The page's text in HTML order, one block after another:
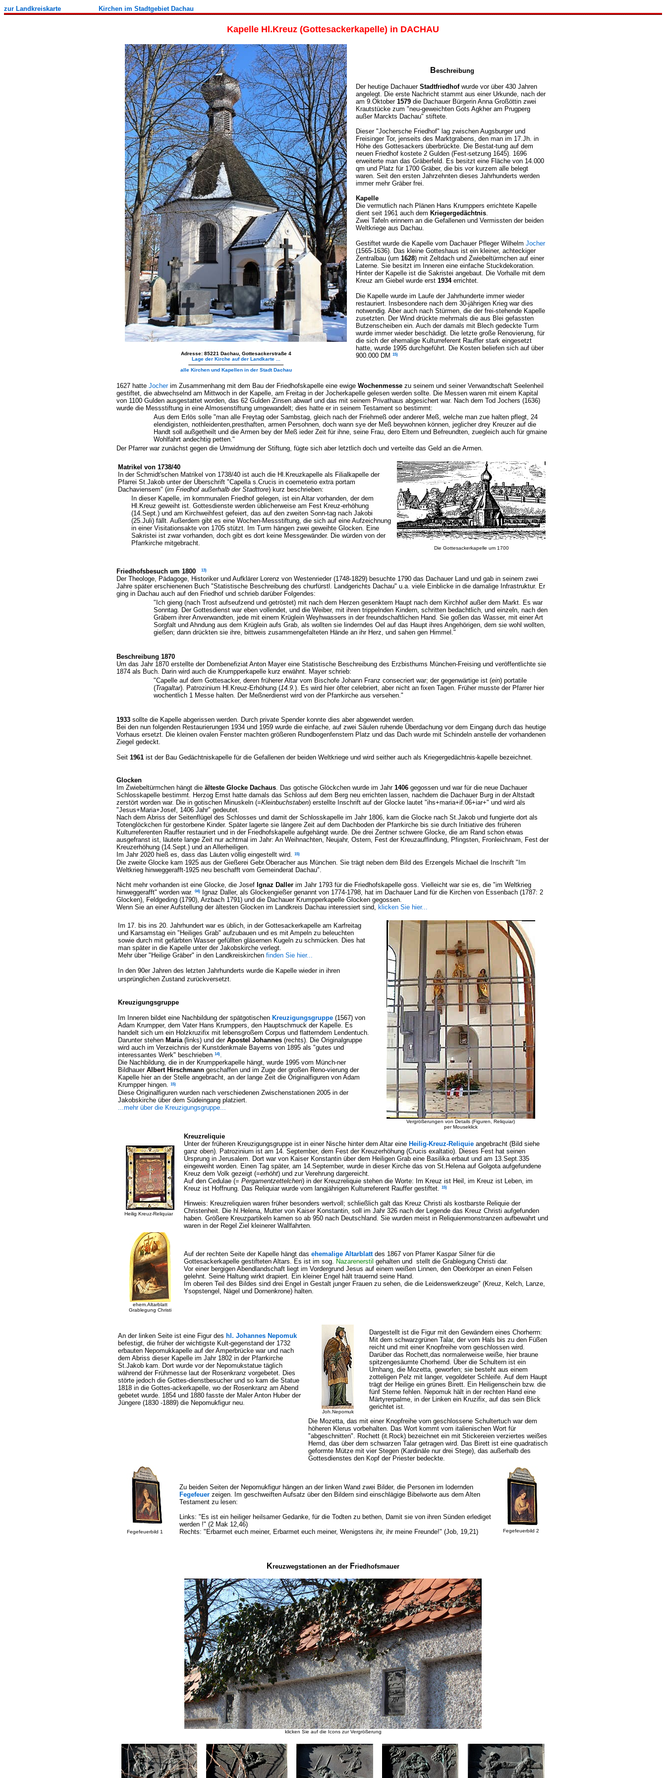
zur Landkreiskarte Kirchen im Stadtgebiet Dachau
Kapelle Hl.Kreuz (Gottesackerkapelle) in DACHAU
Adresse: 85221 Dachau, Gottesackerstraße 4
Lage der Kirche auf der Landkarte ...
----------------------------------------------------------------
alle Kirchen und Kapellen in der Stadt Dachau
Beschreibung
Der heutige Dachauer Stadtfriedhofwurde vor über 430 Jahren
angelegt. Die erste Nachricht stammt aus einer Urkunde, nach der
am 9.Oktober 1579 die Dachauer Bürgerin Anna Großöttin zwei
Krautstücke zum "neu-geweichten Gots Agkher am Prugperg
außer Marckts Dachau" stiftete.
Dieser "Jochersche Friedhof" lag zwischen Augsburger und
Freisinger Tor, jenseits des Marktgrabens, den man im 17.Jh. in
Höhe des Gottesackers überbrückte. Die Bestat-tung auf dem
neuen Friedhof kostete 2 Gulden (Fest-setzung 1645). 1696
erweiterte man das Gräberfeld. Es besitzt eine Fläche von 14.000
qm und Platz für 1700 Gräber, die bis vor kurzem alle belegt
waren. Seit den ersten Jahrzehnten dieses Jahrhunderts werden
immer mehr Gräber frei.
Kapelle
Die vermutlich nach Plänen Hans Krumppers errichtete Kapelle
dient seit 1961 auch dem Kriegergedächtnis.
Zwei Tafeln erinnern an die Gefallenen und Vermissten der beiden
Weltkriege aus Dachau.
Gestiftet wurde die Kapelle vom Dachauer Pfleger Wilhelm Jocher
(1565-1636). Das kleine Gotteshaus ist ein kleiner, achteckiger
Zentralbau (um 1628) mit Zeltdach und Zwiebeltürmchen auf einer
Laterne. Sie besitzt im Inneren eine einfache Stuckdekoration.
Hinter der Kapelle ist die Sakristei angebaut. Die Vorhalle mit dem
Kreuz am Giebel wurde erst 1934errichtet.
Die Kapelle wurde im Laufe der Jahrhunderte immer wieder
restauriert. Insbesondere nach dem 30-jährigen Krieg war dies
notwendig. Aber auch nach Stürmen, die der frei-stehende Kapelle
zusetzten. Der Wind drückte mehrmals die aus Blei gefassten
Butzenscheiben ein. Auch der damals mit Blech gedeckte Turm
wurde immer wieder beschädigt. Die letzte große Renovierung, für
die sich der ehemalige Kulturreferent Rauffer stark eingesetzt
hatte, wurde 1995 durchgeführt. Die Kosten beliefen sich auf über
900.000 DM 15)
1627 hatte Jocherim Zusammenhang mit dem Bau der Friedhofskapelle eine ewige Wochenmesse zu seinem und seiner Verwandtschaft Seelenheil
gestiftet, die abwechselnd am Mittwoch in der Kapelle, am Freitag in der Jocherkapelle gelesen werden sollte. Die Messen waren mit einem Kapital
von 1100 Gulden ausgestattet worden, das 62 Gulden Zinsen abwarf und das mit seinem Privathaus abgesichert war. Nach dem Tod Jochers (1636)
wurde die Messstiftung in eine Almosenstiftung umgewandelt; dies hatte er in seinem Testament so bestimmt:
Aus dem Erlös solle "man alle Freytag oder Sambstag, gleich nach der Friehmeß oder anderer Meß, welche man zue halten pflegt, 24
elendigisten, nothleidenten,presthaften, armen Persohnen, doch wann sye der Meß beywohnen können, jeglicher drey Kreuzer auf die
Handt soll außgetheilt und die Armen bey der Meß ieder Zeit für ihne, seine Frau, dero Eltern und Befreundten, zuegleich auch für gmaine
Wohlfahrt andechtig petten."
Der Pfarrer war zunächst gegen die Umwidmung der Stiftung, fügte sich aber letztlich doch und verteilte das Geld an die Armen.
Matrikel von 1738/40
In der Schmidt'schen Matrikel von 1738/40 ist auch die Hl.Kreuzkapelle als Filialkapelle der
Pfarrei St.Jakob unter der Überschrift "Capella s.Crucis in coemeterio extra portam
Dachaviensem" (im Friedhof außerhalb der Stadttore) kurz beschrieben:
In dieser Kapelle, im kommunalen Friedhof gelegen, ist ein Altar vorhanden, der dem
Hl.Kreuz geweiht ist. Gottesdienste werden üblicherweise am Fest Kreuz-erhöhung
(14.Sept.) und am Kirchweihfest gefeiert, das auf den zweiten Sonn-tag nach Jakobi
(25.Juli) fällt. Außerdem gibt es eine Wochen-Messstiftung, die sich auf eine Aufzeichnung
in einer Visitationsakte von 1705 stützt. Im Turm hängen zwei geweihte Glocken. Eine
Sakristei ist zwar vorhanden, doch gibt es dort keine Messgewänder. Die würden von der
Pfarrkirche mitgebracht.
Die Gottesackerkapelle um 1700
Friedhofsbesuch um 1800 13)
Der Theologe, Pädagoge, Historiker und Aufklärer Lorenz von Westenrieder (1748-1829) besuchte 1790 das Dachauer Land und gab in seinem zwei
Jahre später erschienenen Buch "Statistische Beschreibung des churfürstl. Landgerichts Dachau" u.a. viele Einblicke in die damalige Infrastruktur. Er
ging in Dachau auch auf den Friedhof und schrieb darüber Folgendes:
"Ich gieng (nach Trost aufseufzend und getröstet) mit nach dem Herzen gesenktem Haupt nach dem Kirchhof außer dem Markt. Es war
Sonntag. Der Gottesdienst war eben vollendet, und die Weiber, mit ihren trippelnden Kindern, schritten bedachtlich, und einzeln, nach den
Gräbern ihrer Anverwandten, jede mit einem Krüglein Weyhwassers in der freundschaftlichen Hand. Sie goßen das Wasser, mit einer Art
Sorgfalt und Ahndung aus dem Krüglein aufs Grab, als wollten sie linderndes Oel auf das Haupt ihres Angehörigen, dem sie wohl wollten,
gießen; dann drückten sie ihre, bittweis zusammengefalteten Hände an ihr Herz, und sahen gen Himmel."
Beschreibung 1870
Um das Jahr 1870 erstellte der Dombenefiziat Anton Mayer eine Statistische Beschreibung des Erzbisthums München-Freising und veröffentlichte sie
1874 als Buch. Darin wird auch die Krumpperkapelle kurz erwähnt. Mayer schrieb:
"Capelle auf dem Gottesacker, deren früherer Altar vom Bischofe Johann Franz consecriert war; der gegenwärtige ist (ein) portatile
(Tragaltar). Patrozinium Hl.Kreuz-Erhöhung (14.9.). Es wird hier öfter celebriert, aber nicht an fixen Tagen. Früher musste der Pfarrer hier
wochentlich 1 Messe halten. Der Meßnerdienst wird von der Pfarrkirche aus versehen."
1933 sollte die Kapelle abgerissen werden. Durch private Spender konnte dies aber abgewendet werden.
Bei den nun folgenden Restaurierungen 1934 und 1959 wurde die einfache, auf zwei Säulen ruhende Überdachung vor dem Eingang durch das heutige
Vorhaus ersetzt. Die kleinen ovalen Fenster machten größeren Rundbogenfenstern Platz und das Dach wurde mit Schindeln anstelle der vorhandenen
Ziegel gedeckt.
Seit 1961 ist der Bau Gedächtniskapelle für die Gefallenen der beiden Weltkriege und wird seither auch als Kriegergedächtnis-kapelle bezeichnet.
Glocken
Im Zwiebeltürmchen hängt die älteste Glocke Dachaus. Das gotische Glöckchen wurde im Jahr 1406 gegossen und war für die neue Dachauer
Schlosskapelle bestimmt. Herzog Ernst hatte damals das Schloss auf dem Berg neu errichten lassen, nachdem die Dachauer Burg in der Altstadt
zerstört worden war. Die in gotischen Minuskeln (=Kleinbuchstaben) erstellte Inschrift auf der Glocke lautet "ihs+maria+if.06+iar+" und wird als
"Jesus+Maria+Josef, 1406 Jahr" gedeutet.
Nach dem Abriss der Seitenflügel des Schlosses und damit der Schlosskapelle im Jahr 1806, kam die Glocke nach St.Jakob und fungierte dort als
Totenglöckchen für gestorbene Kinder. Später lagerte sie längere Zeit auf dem Dachboden der Pfarrkirche bis sie durch Initiative des früheren
Kulturreferenten Rauffer restauriert und in der Friedhofskapelle aufgehängt wurde. Die drei Zentner schwere Glocke, die am Rand schon etwas
ausgefranst ist, läutete lange Zeit nur achtmal im Jahr: An Weihnachten, Neujahr, Ostern, Fest der Kreuzauffindung, Pfingsten, Fronleichnam, Fest der
Kreuzerhöhung (14.Sept.) und an Allerheiligen.
Im Jahr 2020 hieß es, dass das Läuten völlig eingestellt wird. 15)
Die zweite Glocke kam 1925 aus der Gießerei Gebr.Oberacher aus München. Sie trägt neben dem Bild des Erzengels Michael die Inschrift "Im
Weltkrieg hinweggerafft-1925 neu beschafft vom Gemeinderat Dachau".
Nicht mehr vorhanden ist eine Glocke, die Josef Ignaz Daller im Jahr 1793 für die Friedhofskapelle goss. Vielleicht war sie es, die "im Weltkrieg
hinweggerafft" worden war. 04)
Ignaz Daller, als Glockengießer genannt von 1774-1798, hat im Dachauer Land für die Kirchen von Essenbach (1787: 2
Glocken), Feldgeding (1790), Arzbach 1791) und die Dachauer Krumpperkapelle Glocken gegossen.
Wenn Sie an einer Aufstellung der ältesten Glocken im Landkreis Dachau interessiert sind,
klicken Sie hier...
Im 17. bis ins 20. Jahrhundert war es üblich, in der Gottesackerkapelle am Karfreitag
und Karsamstag ein "Heiliges Grab" aufzubauen und es mit Ampeln zu beleuchten
sowie durch mit gefärbten Wasser gefüllten gläsernen Kugeln zu schmücken. Dies hat
man später in die Kapelle unter der Jakobskirche verlegt.
Mehr über "Heilige Gräber" in den Landkreiskirchen finden Sie hier...
In den 90er Jahren des letzten Jahrhunderts wurde die Kapelle wieder in ihren
ursprünglichen Zustand zurückversetzt.
Kreuzigungsgruppe
Im Inneren bildet eine Nachbildung der spätgotischen Kreuzigungsgruppe (1567) von
Adam Krumpper, dem Vater Hans Krumppers, den Hauptschmuck der Kapelle. Es
handelt sich um ein Holzkruzifix mit lebensgroßem Corpus und flatterndem Lendentuch.
Darunter stehen Maria (links) und der Apostel Johannes (rechts). Die Originalgruppe
wird auch im Verzeichnis der Kunstdenkmale Bayerns von 1895 als "gutes und
interessantes Werk" beschrieben 14).
Die Nachbildung, die in der Krumpperkapelle hängt, wurde 1995 vom Münch-ner
Bildhauer Albert Hirschmann geschaffen und im Zuge der großen Reno-vierung der
Kapelle hier an der Stelle angebracht, an der lange Zeit die Originalfiguren von Adam
Krumpper hingen. 15)
Diese Originalfiguren wurden nach verschiedenen Zwischenstationen 2005 in der
Jakobskirche über dem Südeingang platziert.
...mehr über die Kreuzigungsgruppe...
Vergrößerungen von Details (Figuren, Reliquiar)
per Mouseklick
Heilig Kreuz-Reliquiar
Kreuzreliquie
Unter der früheren Kreuzigungsgruppe ist in einer Nische hinter dem Altar eine Heilig-Kreuz-Reliquie angebracht (Bild siehe
ganz oben). Patrozinium ist am 14. September, dem Fest der Kreuzerhöhung (Crucis exaltatio). Dieses Fest hat seinen
Ursprung in Jerusalem. Dort war von Kaiser Konstantin über dem Heiligen Grab eine Basilika erbaut und am 13.Sept.335
eingeweiht worden. Einen Tag später, am 14.September, wurde in dieser Kirche das von St.Helena auf Golgota aufgefundene
Kreuz dem Volk gezeigt (=erhöht) und zur Verehrung dargereicht.
Auf den Cedulae (= Pergamentzettelchen) in der Kreuzreliquie stehen die Worte: Im Kreuz ist Heil, im Kreuz ist Leben, im
Kreuz ist Hoffnung. Das Reliquiar wurde vom langjährigen Kulturreferent Rauffer gestiftet. 15)
Hinweis: Kreuzreliquien waren früher besonders wertvoll; schließlich galt das Kreuz Christi als kostbarste Reliquie der
Christenheit. Die hl.Helena, Mutter von Kaiser Konstantin, soll im Jahr 326 nach der Legende das Kreuz Christi aufgefunden
haben. Größere Kreuzpartikeln kamen so ab 950 nach Deutschland. Sie wurden meist in Reliquienmonstranzen aufbewahrt und
waren in der Regel Ziel kleinerer Wallfahrten.
ehem.Altarblatt
Grablegung Christi
Auf der rechten Seite der Kapelle hängt das ehemalige Altarblattdes 1867 von Pfarrer Kaspar Silner für die
Gottesackerkapelle gestifteten Altars. Es ist im sog.
Nazarenerstil gehalten und stellt die Grablegung Christi dar.
Vor einer bergigen Abendlandschaft liegt im Vordergrund Jesus auf einem weißen Linnen, den Oberkörper an einen Felsen
gelehnt. Seine Haltung wirkt drapiert. Ein kleiner Engel hält trauernd seine Hand.
Im oberen Teil des Bildes sind drei Engel in Gestalt junger Frauen zu sehen, die die Leidenswerkzeuge" (Kreuz, Kelch, Lanze,
Ysopstengel, Nägel und Dornenkrone) halten.
An der linken Seite ist eine Figur des hl. Johannes Nepomuk
befestigt, die früher der wichtigste Kult-gegenstand der 1732
erbauten Nepomukkapelle auf der Amperbrücke war und nach
dem Abriss dieser Kapelle im Jahr 1802 in der Pfarrkirche
St.Jakob kam. Dort wurde vor der Nepomukstatue täglich
während der Frühmesse laut der Rosenkranz vorgebetet. Dies
störte jedoch die Gottes-dienstbesucher und so kam die Statue
1818 in die Gottes-ackerkapelle, wo der Rosenkranz am Abend
gebetet wurde. 1854 und 1880 fasste der Maler Anton Huber der
Jüngere (1830 -1889) die Nepomukfigur neu.
Joh.Nepomuk
Dargestellt ist die Figur mit den Gewändern eines Chorherrn:
Mit dem schwarzgrünen Talar, der vom Hals bis zu den Füßen
reicht und mit einer Knopfreihe vorn geschlossen wird.
Darüber das Rochett,das normalerweise weiße, hier braune
spitzengesäumte Chorhemd. Über die Schultern ist ein
Umhang, die Mozetta, geworfen; sie besteht aus einem
zotteligen Pelz mit langer, vegoldeter Schleife. Auf dem Haupt
trägt der Heilige ein grünes Birett. Ein Heiligenschein bzw. die
fünf Sterne fehlen. Nepomuk hält in der rechten Hand eine
Märtyrerpalme, in der Linken ein Kruzifix, auf das sein Blick
gerichtet ist.
Die Mozetta, das mit einer Knopfreihe vorn geschlossene Schultertuch war dem
höheren Klerus vorbehalten. Das Wort kommt vom italienischen Wort für
"abgeschnitten". Rochett (it.Rock) bezeichnet ein mit Stickereien verziertes weißes
Hemd, das über dem schwarzen Talar getragen wird. Das Birett ist eine quadratisch
geformte Mütze mit vier Stegen (Kardinäle nur drei Stege), das außerhalb des
Gottesdienstes den Kopf der Priester bedeckte.
Fegefeuerbild 1
Zu beiden Seiten der Nepomukfigur hängen an der linken Wand zwei Bilder, die Personen im lodernden
Fegefeuer zeigen. Im geschweiften Aufsatz über den Bildern sind einschlägige Bibelworte aus dem Alten
Testament zu lesen:
Links: "Es ist ein heiliger heilsamer Gedanke, für die Todten zu bethen, Damit sie von ihren Sünden erlediget
werden !" (2 Mak 12,46)
Rechts: "Erbarmet euch meiner, Erbarmet euch meiner, Wenigstens ihr, ihr meine Freunde!" (Job, 19,21)
Fegefeuerbild 2
Kreuzwegstationen an der Friedhofsmauer
klicken Sie auf die Icons zur Vergrößerung